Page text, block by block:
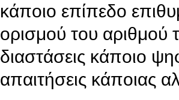
κάποιο επίπεδο
ορισμού του αριθμού
διαστάσεις κάποιο
απαιτήσεις κάποιας